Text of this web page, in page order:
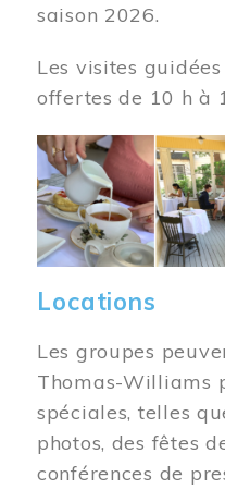
saison 2026.
Les visites
offertes de 10 h à
Image
Locations
Les groupes
Thomas-Williams
spéciales, telles
photos, des fêtes
conférences de